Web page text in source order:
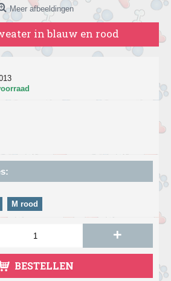
Meer afbeeldingen
in blauw en rood
M rood
+
BESTELLEN